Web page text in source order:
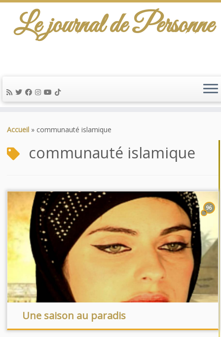
au
Le journal de Personne
Accueil » communauté islamique
communauté islamique
96
Une saison au paradis